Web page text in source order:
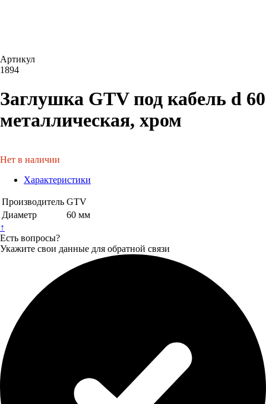
Артикул
1894
Заглушка GTV под кабель d 60
металлическая, хром
Нет в наличии
Характеристики
Производитель GTV
Диаметр
60 мм
↑
Есть вопросы?
Укажите свои данные для обратной связи